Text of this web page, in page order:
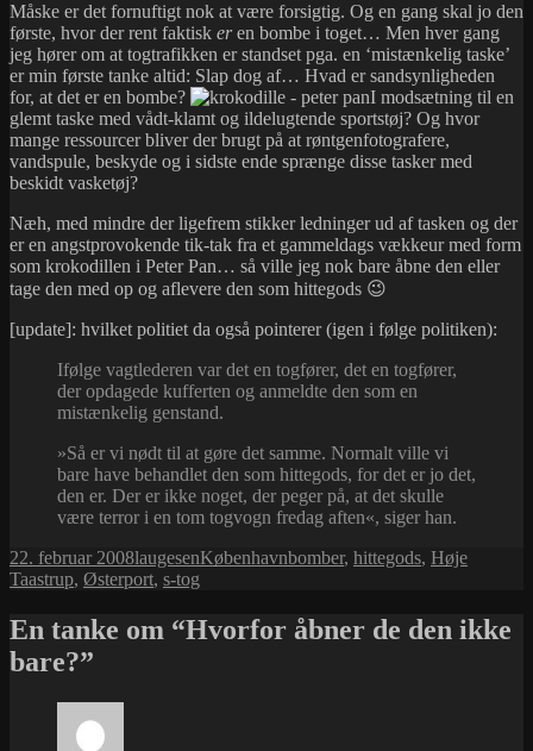
Måske er det fornuftigt nok at være forsigtig. Og en gang skal jo den
første, hvor der rent faktisk eren bombe i toget… Men hver gang
jeg hører om at togtrafikken er standset pga. en ‘mistænkelig taske’
er min første tanke altid: Slap dog af… Hvad er sandsynligheden
for, at det er en bombe?
I modsætning til en
glemt taske med vådt-klamt og ildelugtende sportstøj? Og hvor
mange ressourcer bliver der brugt på at røntgenfotografere,
vandspule, beskyde og i sidste ende sprænge disse tasker med
beskidt vasketøj?
Næh, med mindre der ligefrem stikker ledninger ud af tasken og der
er en angstprovokende tik-tak fra et gammeldags vækkeur med form
som krokodillen i Peter Pan… så ville jeg nok bare åbne den eller
tage den med op og aflevere den som hittegods 😉
[update]: hvilket politiet da også pointerer (igen i følge politiken):
Ifølge vagtlederen var det en togfører, det en togfører,
der opdagede kufferten og anmeldte den som en
mistænkelig genstand.
»Så er vi nødt til at gøre det samme. Normalt ville vi
bare have behandlet den som hittegods, for det er jo det,
den er. Der er ikke noget, der peger på, at det skulle
være terror i en tom togvogn fredag aften«, siger han.
Udgivet
i
22. februar 2008Forfatter
laugesenKategorier
KøbenhavnTags
bomber, hittegods, Høje
Taastrup, Østerport, s-tog
En tanke om “Hvorfor åbner de den ikke
bare?”